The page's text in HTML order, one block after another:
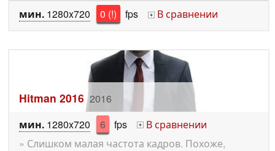
мин. 1280x720 0 (!) fps + В сравнении
Hitman 2016 2016
мин. 1280x720 6 fps +
В сравнении
» Слишком малая частота кадров. Похоже,